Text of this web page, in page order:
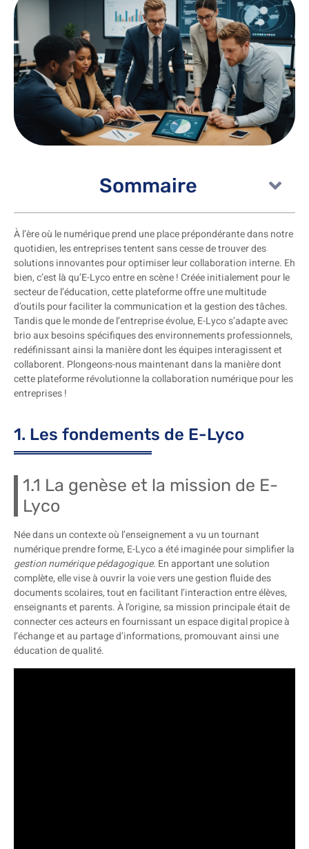
Sommaire
À l’ère où le numérique prend une place prépondérante dans notre
quotidien, les entreprises tentent sans cesse de trouver des
solutions innovantes pour optimiser leur collaboration interne. Eh
bien, c’est là qu’E-Lyco entre en scène ! Créée initialement pour le
secteur de l’éducation, cette plateforme offre une multitude
d’outils pour faciliter la communication et la gestion des tâches.
Tandis que le monde de l’entreprise évolue, E-Lyco s’adapte avec
brio aux besoins spécifiques des environnements professionnels,
redéfinissant ainsi la manière dont les équipes interagissent et
collaborent. Plongeons-nous maintenant dans la manière dont
cette plateforme révolutionne la collaboration numérique pour les
entreprises !
1. Les fondements de E-Lyco
1.1 La genèse et la mission de E-
Lyco
Née dans un contexte où l’enseignement a vu un tournant
numérique prendre forme, E-Lyco a été imaginée pour simplifier la
gestion numérique pédagogique. En apportant une solution
complète, elle vise à ouvrir la voie vers une gestion fluide des
documents scolaires, tout en facilitant l’interaction entre élèves,
enseignants et parents. À l’origine, sa mission principale était de
connecter ces acteurs en fournissant un espace digital propice à
l’échange et au partage d’informations, promouvant ainsi une
éducation de qualité.